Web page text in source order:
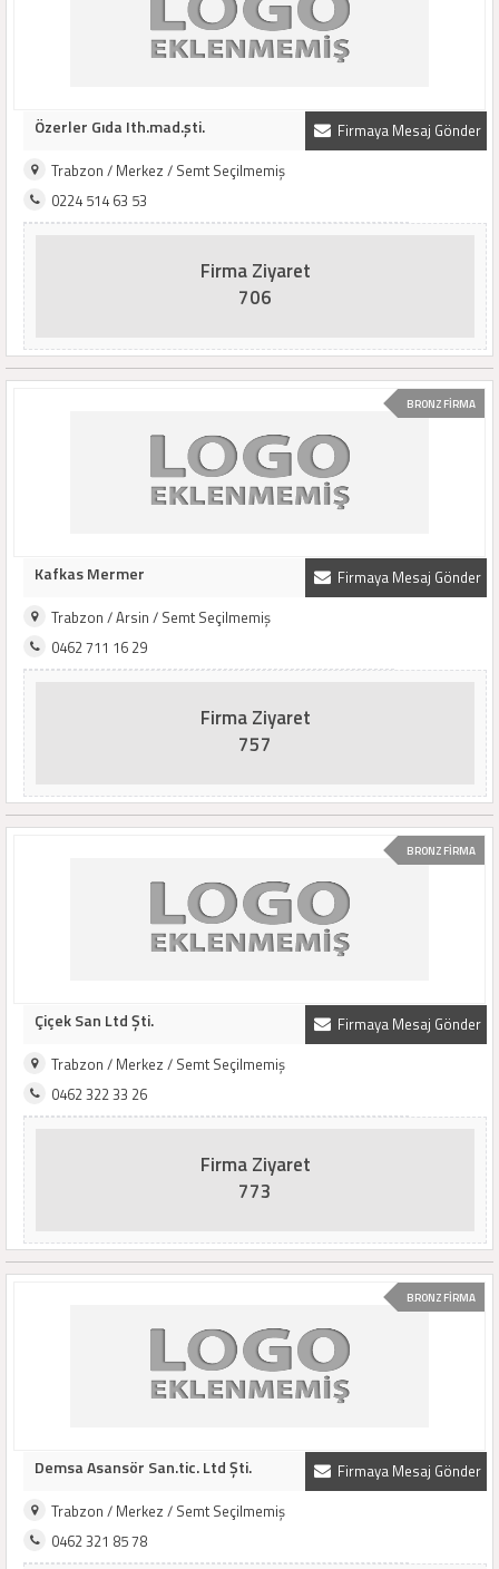
Firmaya Mesaj Gönder
Özerler Gıda Ith.mad.şti.
Trabzon / Merkez / Semt Seçilmemiş
0224 514 63 53
Firma Ziyaret
706
BRONZ FİRMA
Firmaya Mesaj Gönder
Kafkas Mermer
Trabzon / Arsin / Semt Seçilmemiş
0462 711 16 29
Firma Ziyaret
757
BRONZ FİRMA
Firmaya Mesaj Gönder
Çiçek San Ltd Şti.
Trabzon / Merkez / Semt Seçilmemiş
0462 322 33 26
Firma Ziyaret
773
BRONZ FİRMA
Firmaya Mesaj Gönder
Demsa Asansör San.tic. Ltd Şti.
Trabzon / Merkez / Semt Seçilmemiş
0462 321 85 78